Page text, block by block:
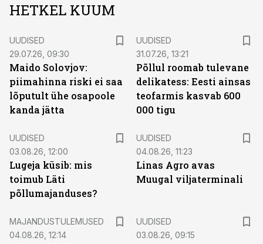
HETKEL KUUM
UUDISED
29.07.26, 09:30
Maido Solovjov:
piimahinna riski ei saa
lõputult ühe osapoole
kanda jätta
UUDISED
31.07.26, 13:21
Põllul roomab tulevane
delikatess: Eesti ainsas
teofarmis kasvab 600
000 tigu
UUDISED
03.08.26, 12:00
Lugeja küsib: mis
toimub Läti
põllumajanduses?
UUDISED
04.08.26, 11:23
Linas Agro avas
Muugal viljaterminali
MAJANDUSTULEMUSED
04.08.26, 12:14
UUDISED
03.08.26, 09:15